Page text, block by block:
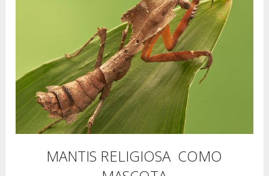
MANTIS RELIGIOSA COMO